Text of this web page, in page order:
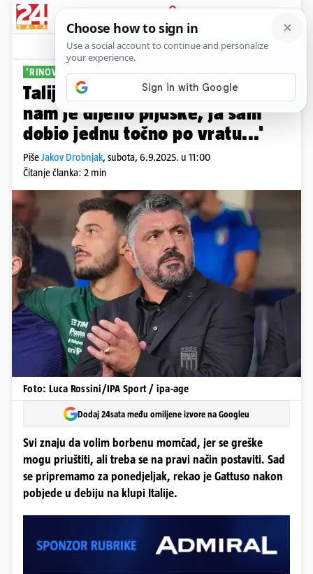
PRIJAVA
Sport Komentari
'RINOVE' METODE
Talijanski igrač otkrio: 'Gattuso
nam je dijelio pljuske, ja sam
dobio jednu točno po vratu...'
PišeJakov Drobnjak, subota, 6.9.2025. u 11:00
Čitanje članka: 2 min
Foto: Luca Rossini/IPA Sport / ipa-age
Dodaj 24sata među omiljene izvore na Googleu
Svi znaju da volim borbenu momčad, jer se greške
mogu priuštiti, ali treba se na pravi način postaviti. Sad
se pripremamo za ponedjeljak, rekao je Gattuso nakon
pobjede u debiju na klupi Italije.